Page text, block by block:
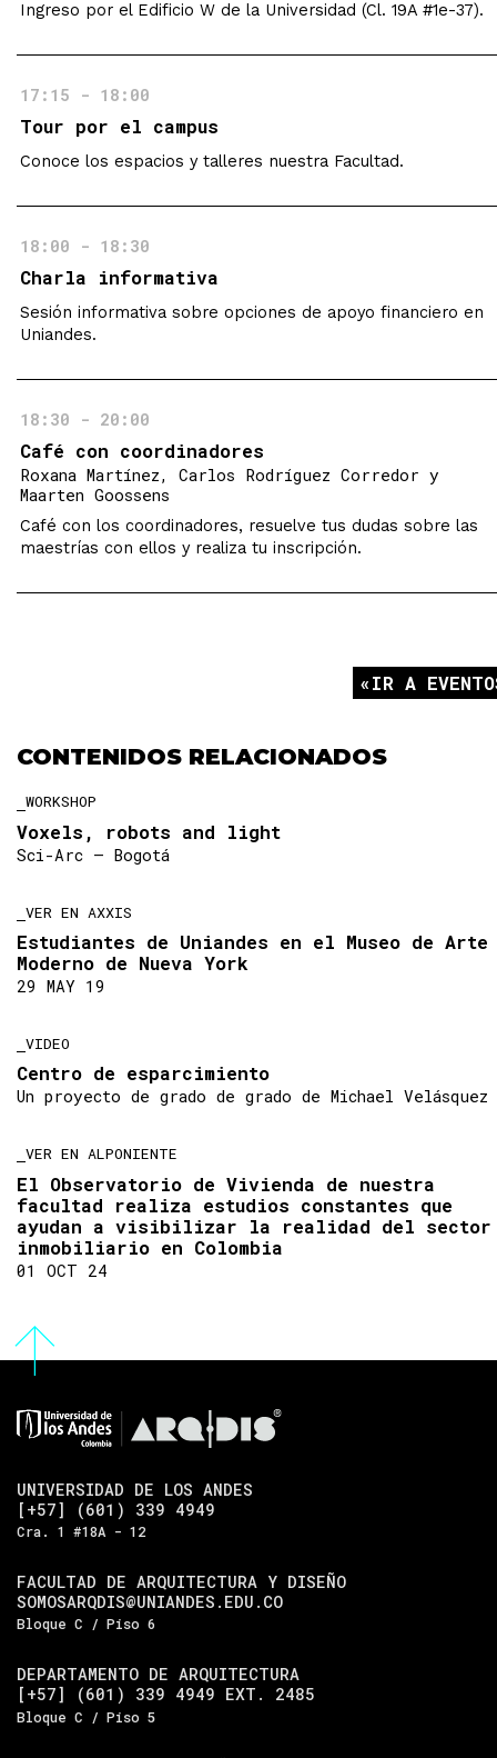
Ingreso por el Edificio W de la Universidad (Cl. 19A #1e-37).
17:15 - 18:00
Tour por el campus
Conoce los espacios y talleres nuestra Facultad.
18:00 - 18:30
Charla informativa
Sesión informativa sobre opciones de apoyo financiero en
Uniandes.
18:30 - 20:00
Café con coordinadores
Roxana Martínez, Carlos Rodríguez Corredor y
Maarten Goossens
Café con los coordinadores, resuelve tus dudas sobre las
maestrías con ellos y realiza tu inscripción.
IR A
CONTENIDOS RELACIONADOS
WORKSHOP
Voxels, robots and light
Sci-Arc — Bogotá
VER EN AXXIS
Estudiantes de Uniandes en el Museo de Arte
Moderno de Nueva York
29 MAY 19
VIDEO
Centro de esparcimiento
Un proyecto de grado de grado de Michael Velásquez
VER EN ALPONIENTE
El Observatorio de Vivienda de nuestra
facultad realiza estudios constantes que
ayudan a visibilizar la realidad del sector
inmobiliario en Colombia
01 OCT 24
UNIVERSIDAD DE LOS ANDES
[+57] (601) 339 4949
Cra. 1 #18A - 12
FACULTAD DE ARQUITECTURA Y DISEÑO
SOMOSARQDIS@UNIANDES.EDU.CO
Bloque C / Piso 6
DEPARTAMENTO DE ARQUITECTURA
[+57] (601) 339 4949 EXT. 2485
Bloque C / Piso 5